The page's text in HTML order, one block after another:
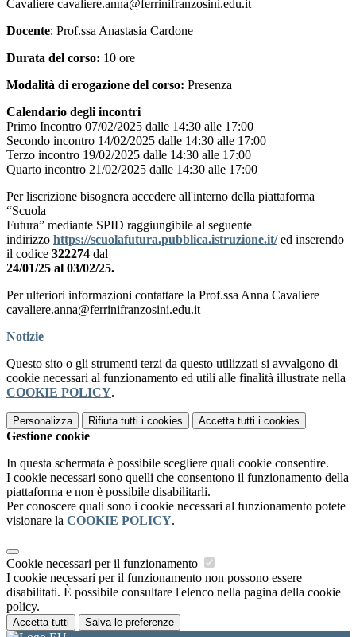
Cavaliere cavaliere.anna@ferrinifranzosini.edu.it
Docente: Prof.ssa Anastasia Cardone
Durata del corso: 10 ore
Modalità di erogazione del corso: Presenza
Calendario degli incontri
Primo Incontro 07/02/2025 dalle 14:30 alle 17:00
Secondo incontro 14/02/2025 dalle 14:30 alle 17:00
Terzo incontro 19/02/2025 dalle 14:30 alle 17:00
Quarto incontro 21/02/2025 dalle 14:30 alle 17:00
Per liscrizione bisognera accedere all'interno della piattaforma
“Scuola
Futura” mediante SPID raggiungibile al seguente
indirizzo https://scuolafutura.pubblica.istruzione.it/ed inserendo
il codice 322274 dal
24/01/25 al 03/02/25.
Per ulteriori informazioni contattare la Prof.ssa Anna Cavaliere
cavaliere.anna@ferrinifranzosini.edu.it
Notizie
Questo sito o gli strumenti terzi da questo utilizzati si avvalgono di
cookie necessari al funzionamento ed utili alle finalità illustrate nella
COOKIE POLICY.
Personalizza Rifiuta tutti i cookies Accetta tutti i cookies
Gestione cookie
In questa schermata è possibile scegliere quali cookie consentire.
I cookie necessari sono quelli che consentono il funzionamento della
piattaforma e non è possibile disabilitarli.
Per conoscere quali sono i cookie necessari al funzionamento potete
visionare la COOKIE POLICY.
Cookie necessari per il funzionamento
I cookie necessari per il funzionamento non possono essere
disabilitati. È possibile consultare l'elenco nella pagina della cookie
policy.
Accetta tutti Salva le preferenze